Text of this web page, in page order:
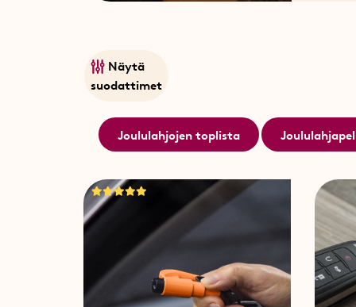
Näytä
suodattimet
Joululahjojen toplista